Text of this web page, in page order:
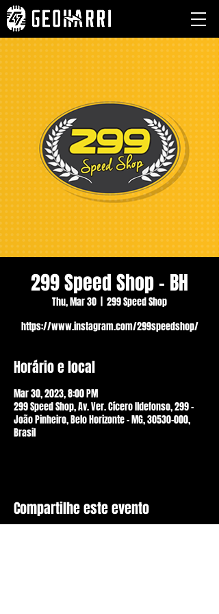
299 Speed Shop - BH
Thu, Mar 30
299 Speed Shop
https://www.instagram.com/299speedshop/
Horário e local
Mar 30, 2023, 8:00 PM
299 Speed Shop, Av. Ver. Cícero Ildefonso, 299 -
João Pinheiro, Belo Horizonte - MG, 30530-000,
Brasil
Compartilhe este evento